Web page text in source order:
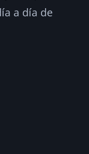
a día de